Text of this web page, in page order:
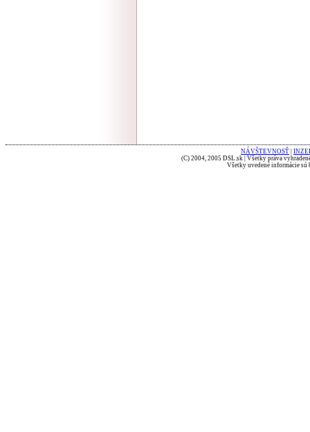
NÁVŠTEVNOSŤ
(C) 2004, 2005 DSL.sk | Všetky práva
Všetky uvedené informácie sú